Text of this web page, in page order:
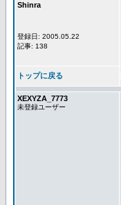
Shinra
登録日: 2005.05.22
記事: 138
トップに戻る
XEXYZA_7773
未登録ユーザー